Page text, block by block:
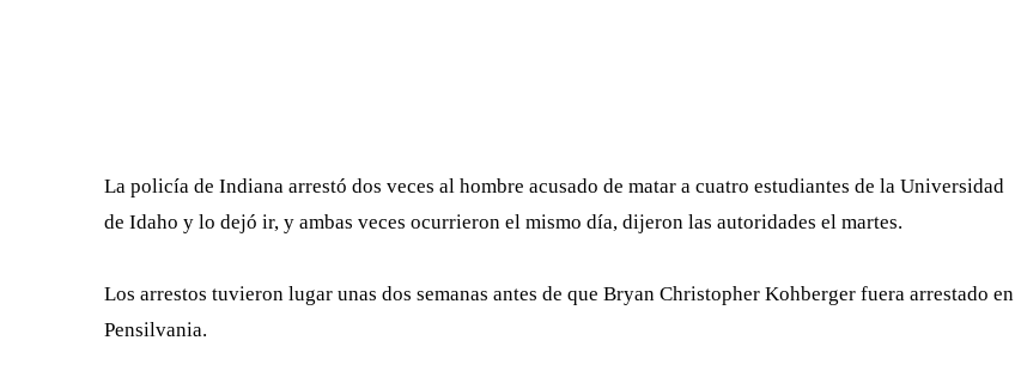
La policía de Indiana arrestó dos veces al hombre acusado de matar a cuatro estudiantes de la Universidad
de Idaho y lo dejó ir, y ambas veces ocurrieron el mismo día, dijeron las autoridades el martes.
Los arrestos tuvieron lugar unas dos semanas antes de que Bryan Christopher Kohberger fuera arrestado en
Pensilvania.